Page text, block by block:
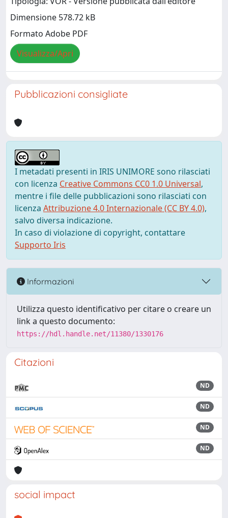
Dimensione 578.72 kB
Formato Adobe PDF
Visualizza/Apri
Pubblicazioni consigliate
I metadati presenti in IRIS UNIMORE sono rilasciati
con licenza Creative Commons CC0 1.0 Universal,
mentre i file delle pubblicazioni sono rilasciati con
licenza Attribuzione 4.0 Internazionale (CC BY 4.0),
salvo diversa indicazione.
In caso di violazione di copyright, contattare
Supporto Iris
Informazioni
Utilizza questo identificativo per citare o creare un
link a questo documento:
https://hdl.handle.net/11380/1330176
Citazioni
ND
ND
ND
ND
social impact